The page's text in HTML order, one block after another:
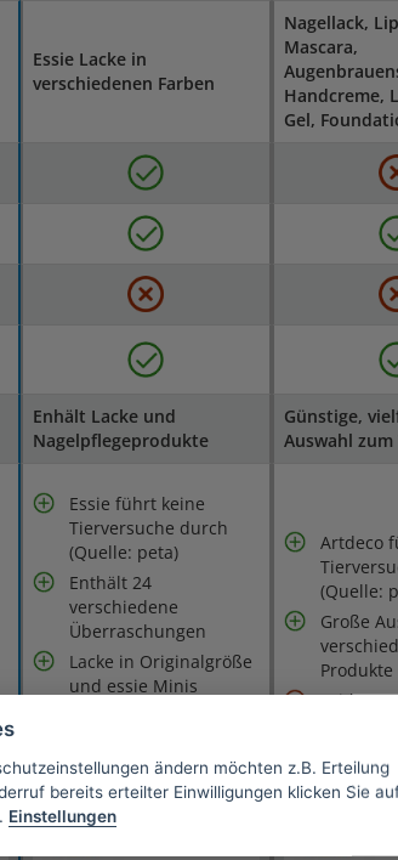
Essie Lacke in
verschiedenen Farben
Nagellack,
Mascara,
Handcreme,
Gel,
Enhält Lacke und
Nagelpflegeprodukte
Günstige,
Auswahl zum
Essie führt keine
Tierversuche durch
(Quelle: peta)
Enthält 24
verschiedene
Überraschungen
Lacke in Originalgröße
und essie Minis
gebrauchen
Artdeco
(Quelle:
Große
Produkte
Leider
ändern möchten z.B. Erteilung
bereits erteilter Einwilligungen klicken Sie
Einstellungen